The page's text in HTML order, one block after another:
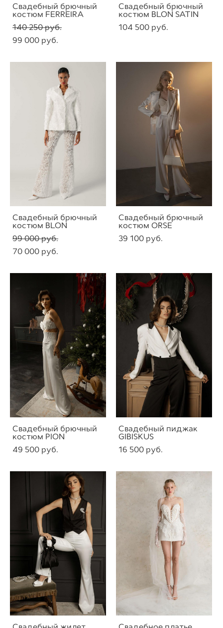
Свадебный брючный
костюм FERREIRA
140 250 pуб.
99 000 pуб.
Свадебный брючный
костюм BLON SATIN
104 500 pуб.
Свадебный брючный
костюм BLON
99 000 pуб.
70 000 pуб.
Свадебный брючный
костюм ORSE
39 100 pуб.
Свадебный брючный
костюм PION
49 500 pуб.
Свадебный пиджак
GIBISKUS
16 500 pуб.